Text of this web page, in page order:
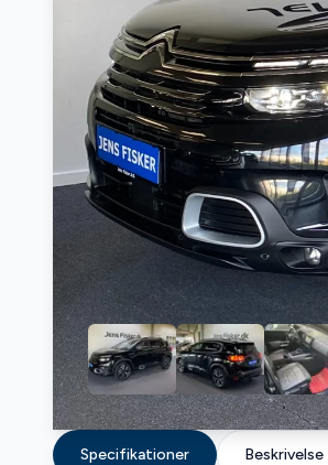
Specifikationer Beskrivelse